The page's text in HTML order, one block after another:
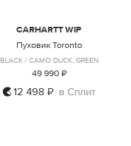
S M L XL XXL
CARHARTT WIP
Пуховик Toronto
BLACK / CAMO DUCK, GREEN
49 990 ₽
12 498 ₽ в Сплит